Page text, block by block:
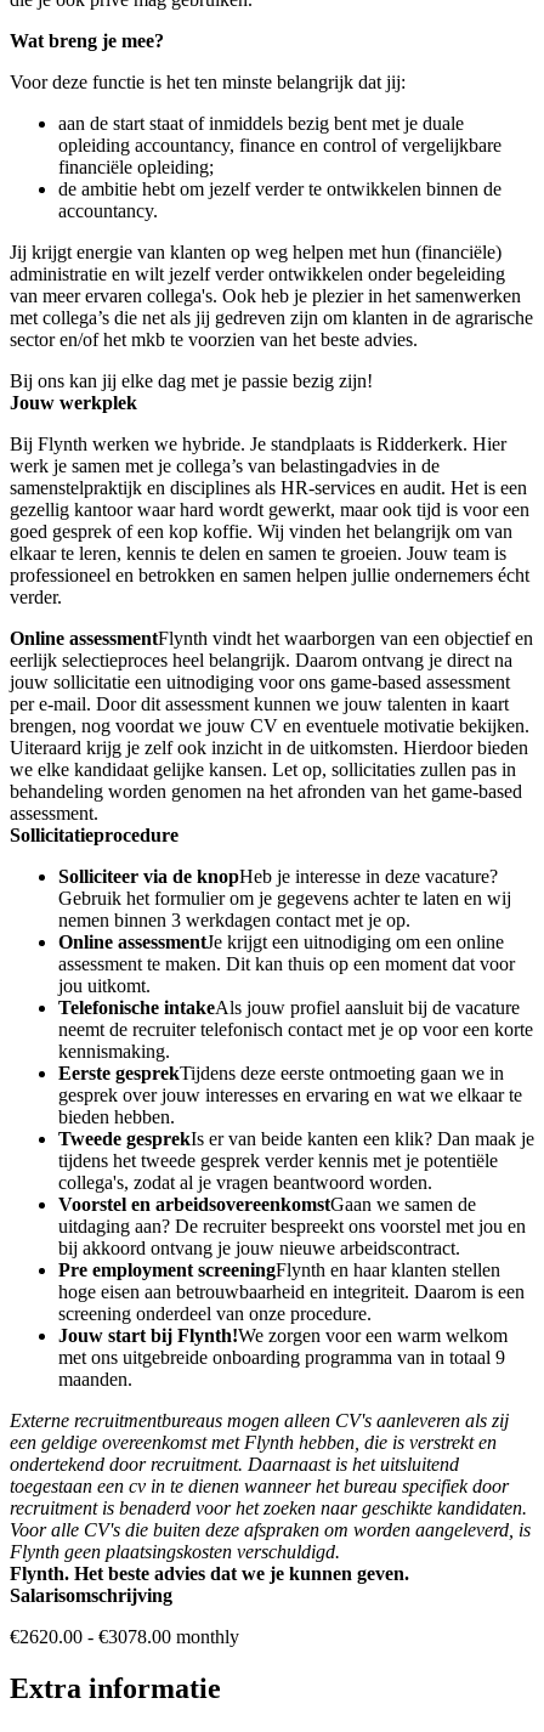
Wat breng je mee?
Voor deze functie is het ten minste belangrijk dat jij:
aan de start staat of inmiddels bezig bent met je duale
opleiding accountancy, finance en control of vergelijkbare
financiële opleiding;
de ambitie hebt om jezelf verder te ontwikkelen binnen de
accountancy.
Jij krijgt energie van klanten op weg helpen met hun (financiële)
administratie en wilt jezelf verder ontwikkelen onder begeleiding
van meer ervaren collega's. Ook heb je plezier in het samenwerken
met collega’s die net als jij gedreven zijn om klanten in de agrarische
sector en/of het mkb te voorzien van het beste advies.
Bij ons kan jij elke dag met je passie bezig zijn!
Jouw werkplek
Bij Flynth werken we hybride. Je standplaats is Ridderkerk. Hier
werk je samen met je collega’s van belastingadvies in de
samenstelpraktijk en disciplines als HR-services en audit. Het is een
gezellig kantoor waar hard wordt gewerkt, maar ook tijd is voor een
goed gesprek of een kop koffie. Wij vinden het belangrijk om van
elkaar te leren, kennis te delen en samen te groeien. Jouw team is
professioneel en betrokken en samen helpen jullie ondernemers écht
verder.
Online assessmentFlynth vindt het waarborgen van een objectief en
eerlijk selectieproces heel belangrijk. Daarom ontvang je direct na
jouw sollicitatie een uitnodiging voor ons game-based assessment
per e-mail. Door dit assessment kunnen we jouw talenten in kaart
brengen, nog voordat we jouw CV en eventuele motivatie bekijken.
Uiteraard krijg je zelf ook inzicht in de uitkomsten. Hierdoor bieden
we elke kandidaat gelijke kansen. Let op, sollicitaties zullen pas in
behandeling worden genomen na het afronden van het game-based
assessment.
Sollicitatieprocedure
Solliciteer via de knopHeb je interesse in deze vacature?
Gebruik het formulier om je gegevens achter te laten en wij
nemen binnen 3 werkdagen contact met je op.
Online assessmentJe krijgt een uitnodiging om een online
assessment te maken. Dit kan thuis op een moment dat voor
jou uitkomt.
Telefonische intakeAls jouw profiel aansluit bij de vacature
neemt de recruiter telefonisch contact met je op voor een korte
kennismaking.
Eerste gesprekTijdens deze eerste ontmoeting gaan we in
gesprek over jouw interesses en ervaring en wat we elkaar te
bieden hebben.
Tweede gesprekIs er van beide kanten een klik? Dan maak je
tijdens het tweede gesprek verder kennis met je potentiële
collega's, zodat al je vragen beantwoord worden.
Voorstel en arbeidsovereenkomstGaan we samen de
uitdaging aan? De recruiter bespreekt ons voorstel met jou en
bij akkoord ontvang je jouw nieuwe arbeidscontract.
Pre employment screeningFlynth en haar klanten stellen
hoge eisen aan betrouwbaarheid en integriteit. Daarom is een
screening onderdeel van onze procedure.
Jouw start bij Flynth!We zorgen voor een warm welkom
met ons uitgebreide onboarding programma van in totaal 9
maanden.
Externe recruitmentbureaus mogen alleen CV's aanleveren als zij
een geldige overeenkomst met Flynth hebben, die is verstrekt en
ondertekend door recruitment. Daarnaast is het uitsluitend
toegestaan een cv in te dienen wanneer het bureau specifiek door
recruitment is benaderd voor het zoeken naar geschikte kandidaten.
Voor alle CV's die buiten deze afspraken om worden aangeleverd, is
Flynth geen plaatsingskosten verschuldigd.
Flynth. Het beste advies dat we je kunnen geven.
Salarisomschrijving
€2620.00 - €3078.00 monthly
Extra informatie